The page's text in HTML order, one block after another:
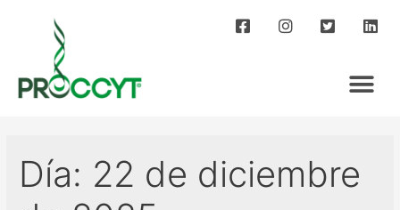
Día: 22 de diciembre